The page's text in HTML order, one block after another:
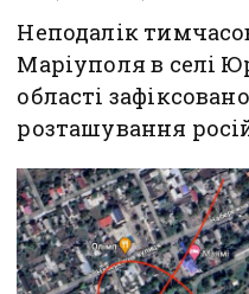
Неподалік
Маріуполя в селі
області
розташування